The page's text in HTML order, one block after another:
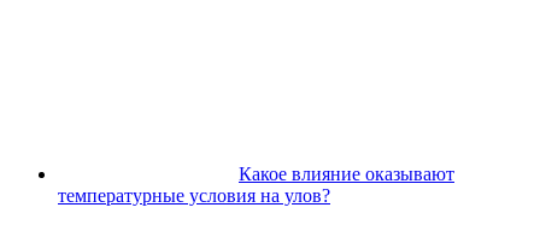
Какое влияние оказывают
температурные условия на улов?